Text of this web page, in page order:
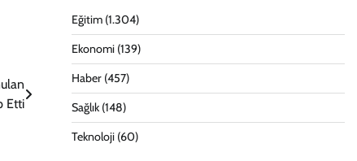
Etti
Eğitim(1.304)
Ekonomi(139)
Haber(457)
Sağlık(148)
Teknoloji(60)